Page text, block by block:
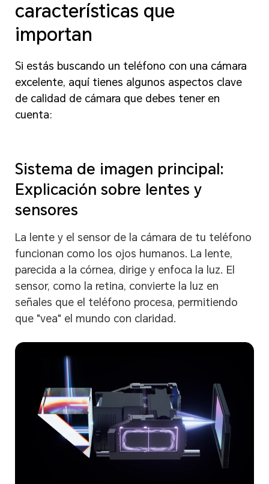
características que
importan
Si estás buscando un teléfono con una cámara
excelente, aquí tienes algunos aspectos clave
de calidad de cámara que debes tener en
cuenta:
Sistema de imagen principal:
Explicación sobre lentes y
sensores
La lente y el sensor de la cámara de tu teléfono
funcionan como los ojos humanos. La lente,
parecida a la córnea, dirige y enfoca la luz. El
sensor, como la retina, convierte la luz en
señales que el teléfono procesa, permitiendo
que "vea" el mundo con claridad.